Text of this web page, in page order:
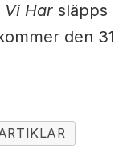
Vi Har släpps
den 31